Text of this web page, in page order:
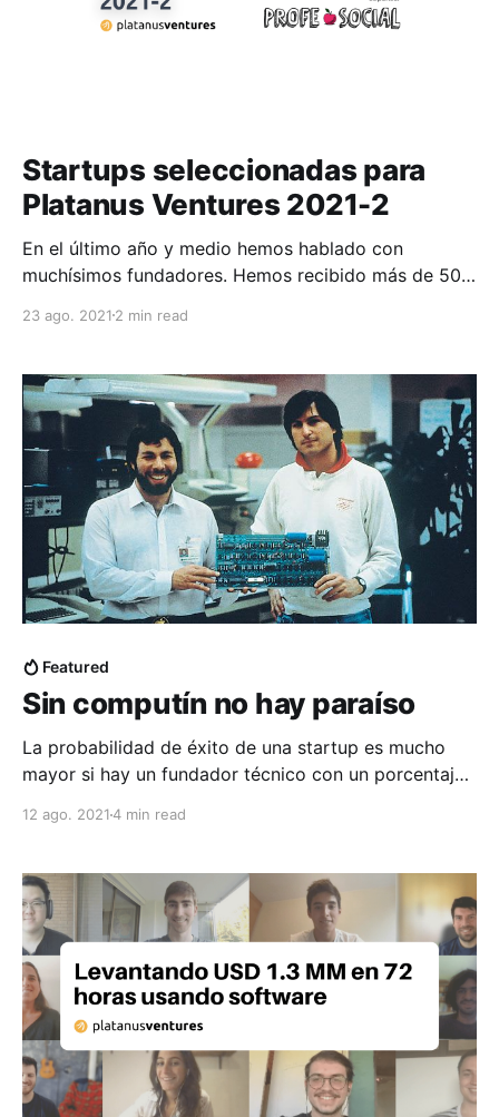
Startups seleccionadas para
Platanus Ventures 2021-2
En el último año y medio hemos hablado con
muchísimos fundadores. Hemos recibido más de 500
minuto todas chilenas. Pero ahora eso cambió: para
Chile, Argentina y México. Avances de generaciones
anteriores Estamos emocionados por
23 ago. 2021 2 min read
Featured
Sin computín no hay paraíso
La probabilidad de éxito de una startup es mucho
mayor si hay un fundador técnico con un porcentaje
crees.
12 ago. 20214 min read